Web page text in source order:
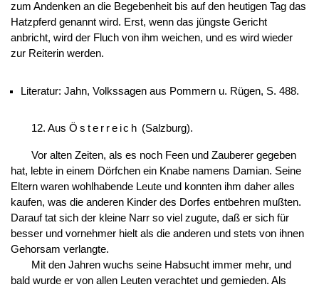
zum Andenken an die Begebenheit bis auf den heutigen Tag das
Hatzpferd genannt wird. Erst, wenn das jüngste Gericht
anbricht, wird der Fluch von ihm weichen, und es wird wieder
zur Reiterin werden.
Literatur: Jahn, Volkssagen aus Pommern u. Rügen, S. 488.
12. Aus Österreich (Salzburg).
Vor alten Zeiten, als es noch Feen und Zauberer gegeben
hat, lebte in einem Dörfchen ein Knabe namens Damian. Seine
Eltern waren wohlhabende Leute und konnten ihm daher alles
kaufen, was die anderen Kinder des Dorfes entbehren mußten.
Darauf tat sich der kleine Narr so viel zugute, daß er sich für
besser und vornehmer hielt als die anderen und stets von ihnen
Gehorsam verlangte.
Mit den Jahren wuchs seine Habsucht immer mehr, und
bald wurde er von allen Leuten verachtet und gemieden. Als